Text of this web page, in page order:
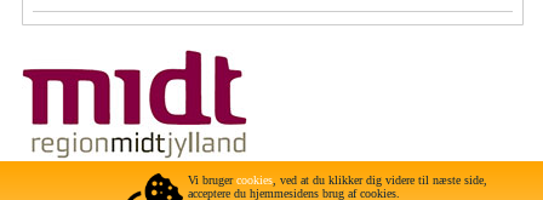
Projektet er støttet af Region Midtjylland gennem projektet "Selde som
fremtidens landsby"
Vi brugercookies , ved at du klikker dig videre til næste side,
acceptere du hjemmesidens brug af cookies.